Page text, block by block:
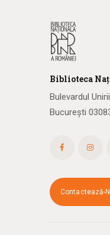
Biblioteca N
Bulevardul
București
Contactează-